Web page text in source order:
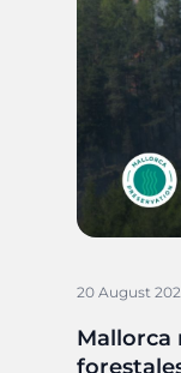
20 August
Mallorca